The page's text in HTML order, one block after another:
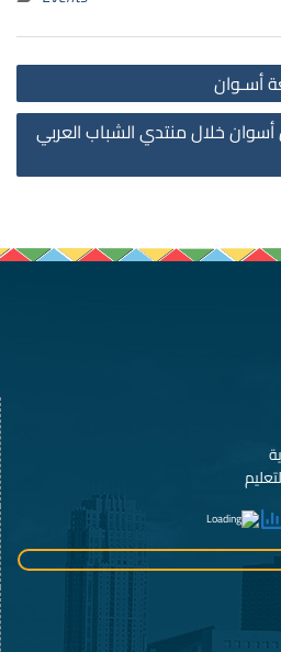
أسـوان
أسوان خلال منتدي الشباب العربي